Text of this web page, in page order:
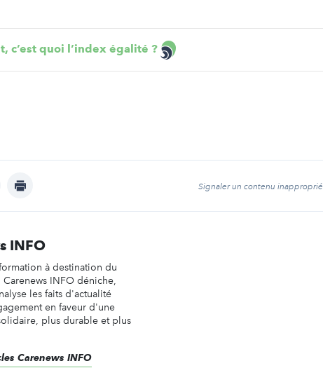
c’est quoi l’index égalité ?
print Signaler un contenu inapproprié
INFO
à destination du
INFO déniche,
les faits d'actualité
en faveur d'une
plus durable et plus
Carenews INFO